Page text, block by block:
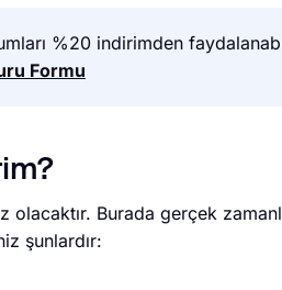
%20 indirimden
Formu
olacaktır. Burada gerçek
şunlardır: